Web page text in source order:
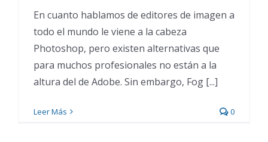
En cuanto hablamos de editores de imagen a
todo el mundo le viene a la cabeza
Photoshop, pero existen alternativas que
para muchos profesionales no están a la
altura del de Adobe. Sin embargo, Fog [...]
Leer Más 0